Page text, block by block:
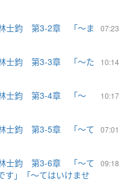
07:23
士鈞 第3-2章 「～ま
10:14
士鈞 第3-3章 「～た
10:17
林士鈞 第3-4章 「～
07:01
士鈞 第3-5章 「～て
09:18
士鈞 第3-6章 「～て
す」「～てはいけませ